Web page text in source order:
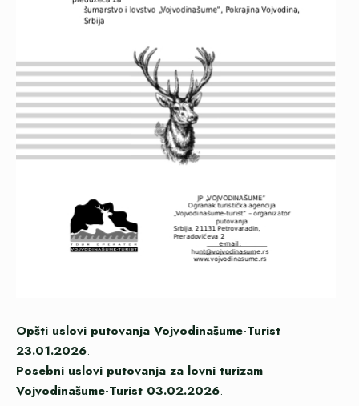
Opšti uslovi putovanja Vojvodinašume-Turist
23.01.2026.
Posebni uslovi putovanja za lovni turizam
Vojvodinašume-Turist 03.02.2026.